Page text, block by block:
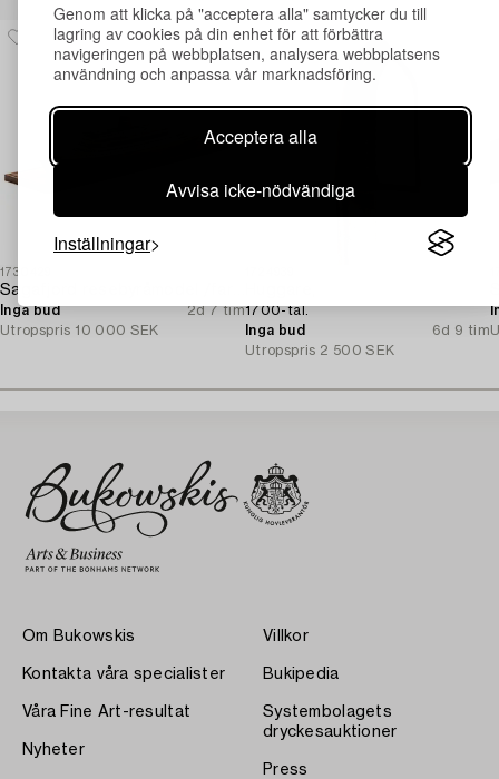
Genom att klicka på "acceptera alla" samtycker du till
lagring av cookies på din enhet för att förbättra
navigeringen på webbplatsen, analysera webbplatsens
användning och anpassa vår marknadsföring.
Acceptera alla
Avvisa icke-nödvändiga
Inställningar
1730429
Inga bud
2d 7 tim
Utropspris 10 000 SEK
1700-tal.
Inga bud
6d 9 tim
Utropspris 2 500 SEK
Om Bukowskis
Kontakta våra specialister
Våra Fine Art-resultat
Nyheter
Villkor
Bukipedia
Systembolagets
dryckesauktioner
Press